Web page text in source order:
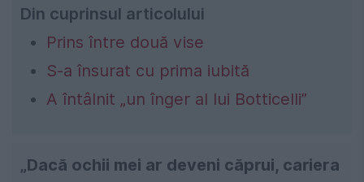
Din cuprinsul articolului
Prins între două vise
S-a însurat cu prima iubită
A întâlnit „un înger al lui Botticelli”
„Dacă ochii mei ar deveni căprui, cariera